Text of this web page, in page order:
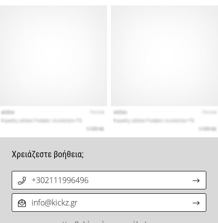
Χρειάζεστε βοήθεια;
+302111996496
info@kickz.gr